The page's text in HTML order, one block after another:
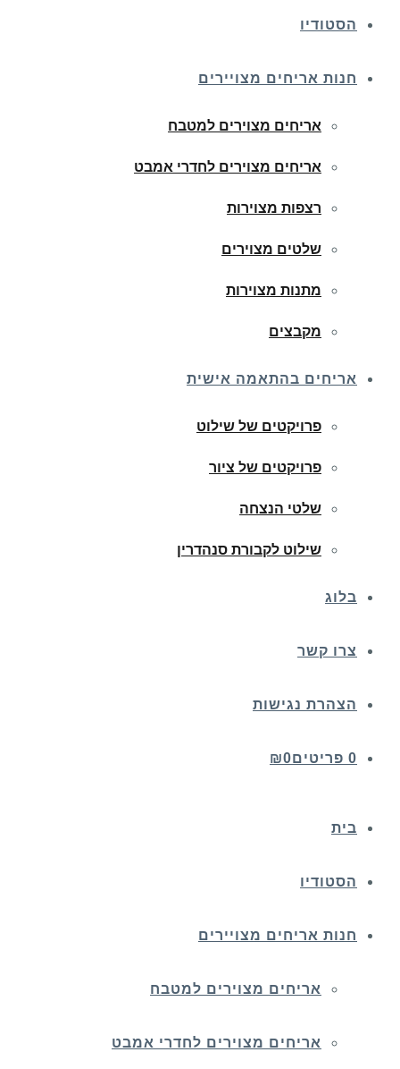
הסטודיו
חנות אריחים מצויירים
אריחים מצוירים למטבח
אריחים מצוירים לחדרי אמבט
רצפות מצוירות
שלטים מצוירים
מתנות מצוירות
מקבצים
אריחים בהתאמה אישית
פרויקטים של שילוט
פרויקטים של ציור
שלטי הנצחה
שילוט לקבורת סנהדרין
בלוג
צרו קשר
הצהרת נגישות
0 פריטים ₪0
בית
הסטודיו
חנות אריחים מצויירים
אריחים מצוירים למטבח
אריחים מצוירים לחדרי אמבט